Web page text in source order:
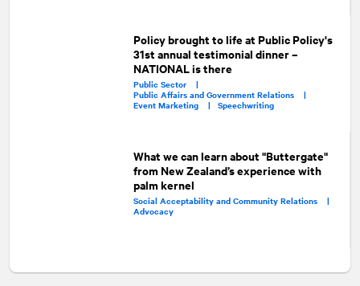
Policy brought to life at Public Policy's
31st annual testimonial dinner –
NATIONAL is there
Public Sector |
Public Affairs and Government Relations |
Event Marketing |Speechwriting
What we can learn about "Buttergate"
from New Zealand’s experience with
palm kernel
Social Acceptability and Community Relations |
Advocacy